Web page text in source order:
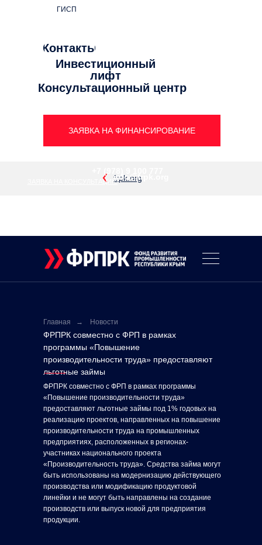
Контакты
frpk.org
ЗАЯВКА НА ФИНАНСИРОВАНИЕ
ГИСП
Инвестиционный
лифт
Консультационный центр
ЗАЯВКА НА КОНСУЛЬТАЦИЮinfo@frpk.org
ФРПРК совместно с ФРП в рамках
программы «Повышение
производительности труда» предоставляют
льготные займы
Главная⠀ →⠀ Новости
ФРПРК совместно с ФРП в рамках программы
«Повышение производительности труда»
предоставляют льготные займы под 1% годовых на
реализацию проектов, направленных на повышение
производительности труда на промышленных
предприятиях, расположенных в регионах-
участниках национального проекта
«Производительность труда». Средства займа могут
быть использованы на модернизацию действующего
производства или модификацию продуктовой
линейки и не могут быть направлены на создание
производств или выпуск новой для предприятия
продукции.